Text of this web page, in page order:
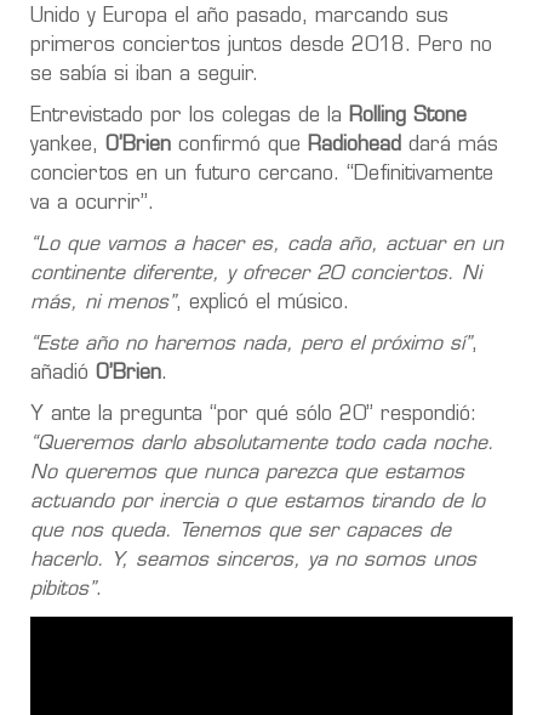
Unido y Europa el año pasado, marcando sus
primeros conciertos juntos desde 2018. Pero no
se sabía si iban a seguir.
Entrevistado por los colegas de la Rolling Stone
yankee, O’Brien confirmó que Radiohead dará más
conciertos en un futuro cercano. “Definitivamente
va a ocurrir”.
“Lo que vamos a hacer es, cada año, actuar en un
continente diferente, y ofrecer 20 conciertos. Ni
más, ni menos”, explicó el músico.
“Este año no haremos nada, pero el próximo sí”,
añadió O’Brien.
Y ante la pregunta “por qué sólo 20” respondió:
“Queremos darlo absolutamente todo cada noche.
No queremos que nunca parezca que estamos
actuando por inercia o que estamos tirando de lo
que nos queda. Tenemos que ser capaces de
hacerlo. Y, seamos sinceros, ya no somos unos
pibitos”.